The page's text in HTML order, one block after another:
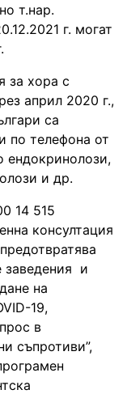
т.нар.
г. могат
за хора с
април 2020 г.,
са
по телефона от
ендокринолози,
и др.
14 515
консултация
заведения и
на
19,
в
съпротиви”,